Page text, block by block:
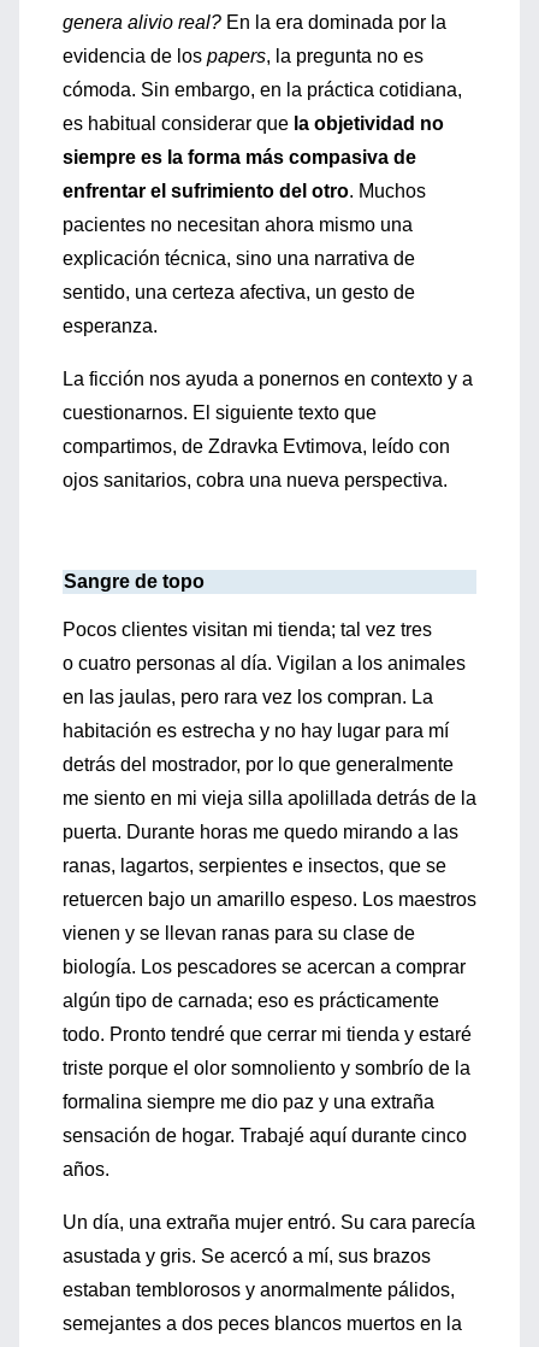
genera alivio real? En la era dominada por la
evidencia de los papers, la pregunta no es
cómoda. Sin embargo, en la práctica cotidiana,
es habitual considerar que la objetividad no
siempre es la forma más compasiva de
enfrentar el sufrimiento del otro. Muchos
pacientes no necesitan ahora mismo una
explicación técnica, sino una narrativa de
sentido, una certeza afectiva, un gesto de
esperanza.
La ficción nos ayuda a ponernos en contexto y a
cuestionarnos. El siguiente texto que
compartimos, de Zdravka Evtimova, leído con
ojos sanitarios, cobra una nueva perspectiva.
Sangre de topo
Pocos clientes visitan mi tienda; tal vez tres
o cuatro personas al día. Vigilan a los animales
en las jaulas, pero rara vez los compran. La
habitación es estrecha y no hay lugar para mí
detrás del mostrador, por lo que generalmente
me siento en mi vieja silla apolillada detrás de la
puerta. Durante horas me quedo mirando a las
ranas, lagartos, serpientes e insectos, que se
retuercen bajo un amarillo espeso. Los maestros
vienen y se llevan ranas para su clase de
biología. Los pescadores se acercan a comprar
algún tipo de carnada; eso es prácticamente
todo. Pronto tendré que cerrar mi tienda y estaré
triste porque el olor somnoliento y sombrío de la
formalina siempre me dio paz y una extraña
sensación de hogar. Trabajé aquí durante cinco
años.
Un día, una extraña mujer entró. Su cara parecía
asustada y gris. Se acercó a mí, sus brazos
estaban temblorosos y anormalmente pálidos,
semejantes a dos peces blancos muertos en la